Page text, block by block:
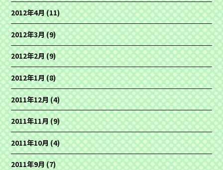
2012年4月(11)
2012年3月(9)
2012年2月(9)
2012年1月(8)
2011年12月(4)
2011年11月(9)
2011年10月(4)
2011年9月(7)